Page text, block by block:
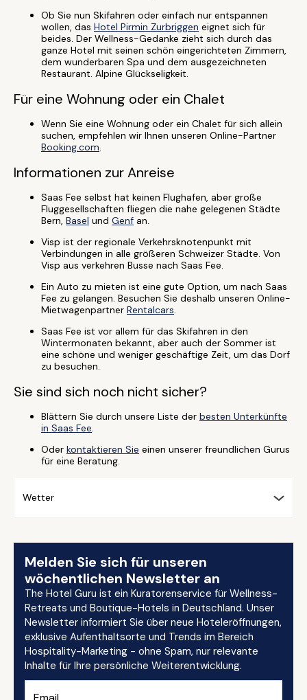
Ob Sie nun Skifahren oder einfach nur entspannen
wollen, das Hotel Pirmin Zurbriggen eignet sich für
beides. Der Wellness-Gedanke zieht sich durch das
ganze Hotel mit seinen schön eingerichteten Zimmern,
dem wunderbaren Spa und dem ausgezeichneten
Restaurant. Alpine Glückseligkeit.
Für eine Wohnung oder ein Chalet
Wenn Sie eine Wohnung oder ein Chalet für sich allein
suchen, empfehlen wir Ihnen unseren Online-Partner
Booking.com.
Informationen zur Anreise
Saas Fee selbst hat keinen Flughafen, aber große
Fluggesellschaften fliegen die nahe gelegenen Städte
Bern, Basel und Genf an.
Visp ist der regionale Verkehrsknotenpunkt mit
Verbindungen in alle größeren Schweizer Städte. Von
Visp aus verkehren Busse nach Saas Fee.
Ein Auto zu mieten ist eine gute Option, um nach Saas
Fee zu gelangen. Besuchen Sie deshalb unseren Online-
Mietwagenpartner Rentalcars.
Saas Fee ist vor allem für das Skifahren in den
Wintermonaten bekannt, aber auch der Sommer ist
eine schöne und weniger geschäftige Zeit, um das Dorf
zu besuchen.
Sie sind sich noch nicht sicher?
Blättern Sie durch unsere Liste der besten Unterkünfte
in Saas Fee.
Oder kontaktieren Sie einen unserer freundlichen Gurus
für eine Beratung.
Wetter
Melden Sie sich für unseren
wöchentlichen Newsletter an
The Hotel Guru ist ein Kuratorenservice für Wellness-
Retreats und Boutique-Hotels in Deutschland. Unser
Newsletter informiert Sie über neue Hoteleröffnungen,
exklusive Aufenthaltsorte und Trends im Bereich
Hospitality-Marketing - ohne Spam, nur relevante
Inhalte für Ihre persönliche Weiterentwicklung.